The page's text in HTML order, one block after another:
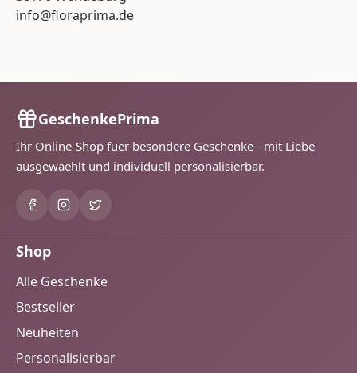
info@floraprima.de
GeschenkePrima
Ihr Online-Shop fuer besondere Geschenke - mit Liebe
ausgewaehlt und individuell personalisierbar.
Shop
Alle Geschenke
Bestseller
Neuheiten
Personalisierbar